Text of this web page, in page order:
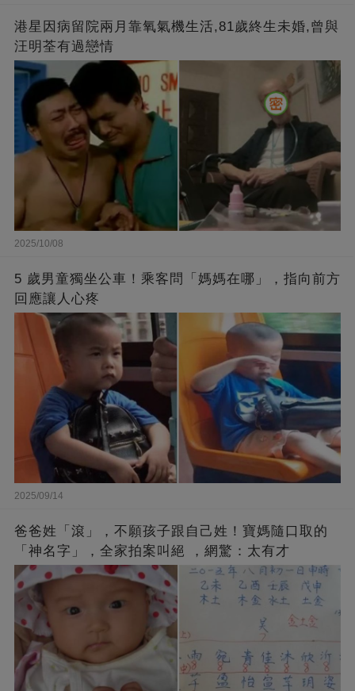
港星因病留院兩月靠氧氣機生活,81歲終生未婚,曾與
汪明荃有過戀情
2025/10/08
5 歲男童獨坐公車！乘客問「媽媽在哪」，指向前方
回應讓人心疼
2025/09/14
爸爸姓「滾」，不願孩子跟自己姓！寶媽隨口取的
「神名字」，全家拍案叫絕 ，網驚：太有才